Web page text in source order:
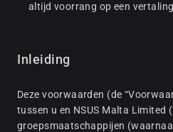
altijd voorrang op een
Inleiding
Deze voorwaarden (de
tussen u en NSUS Malta Limited
groepsmaatschappijen